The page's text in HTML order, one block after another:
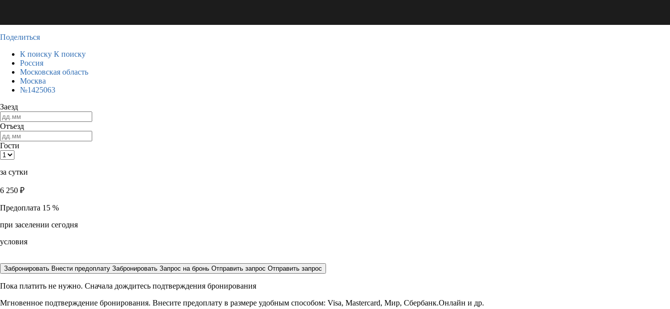
Поделиться
К поиску К поиску
Россия
Московская область
Москва
№1425063
Заезд
Отъезд
Гости
за сутки
6 250 ₽
Предоплата 15 %
при заселении сегодня
условия
Забронировать Внести предоплату Забронировать Запрос на бронь Отправить запрос Отправить запрос
Пока платить не нужно. Сначала дождитесь подтверждения бронирования
Мгновенное подтверждение бронирования. Внесите предоплату в размере удобным способом: Visa, Mastercard, Мир, Сбербанк.Онлайн и др.